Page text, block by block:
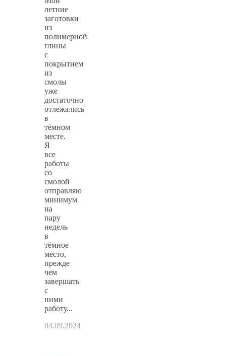
летние
заготовки
из
полимерной
глины
с
покрытием
из
смолы
уже
достаточно
отлежались
в
тёмном
месте.
Я
все
работы
со
смолой
отправляю
минимум
на
пару
недель
в
тёмное
место,
прежде
чем
завершать
с
ними
работу...
04.09.2024